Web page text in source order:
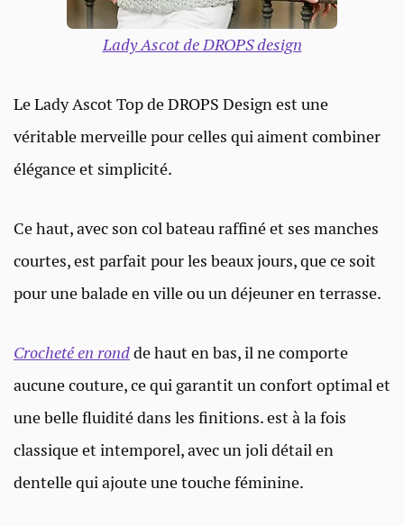
Lady Ascot de DROPS design
Le Lady Ascot Top de DROPS Design est une
véritable merveille pour celles qui aiment combiner
élégance et simplicité.
Ce haut, avec son col bateau raffiné et ses manches
courtes, est parfait pour les beaux jours, que ce soit
pour une balade en ville ou un déjeuner en terrasse.
Crocheté en rondde haut en bas, il ne comporte
aucune couture, ce qui garantit un confort optimal et
une belle fluidité dans les finitions. est à la fois
classique et intemporel, avec un joli détail en
dentelle qui ajoute une touche féminine.